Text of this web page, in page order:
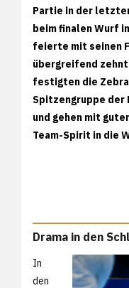
Partie in der
beim finalen Wurf
feierte mit seinen
übergreifend
festigten die
Spitzengruppe der
und gehen mit
Team-Spirit in die
Drama in den
In
den